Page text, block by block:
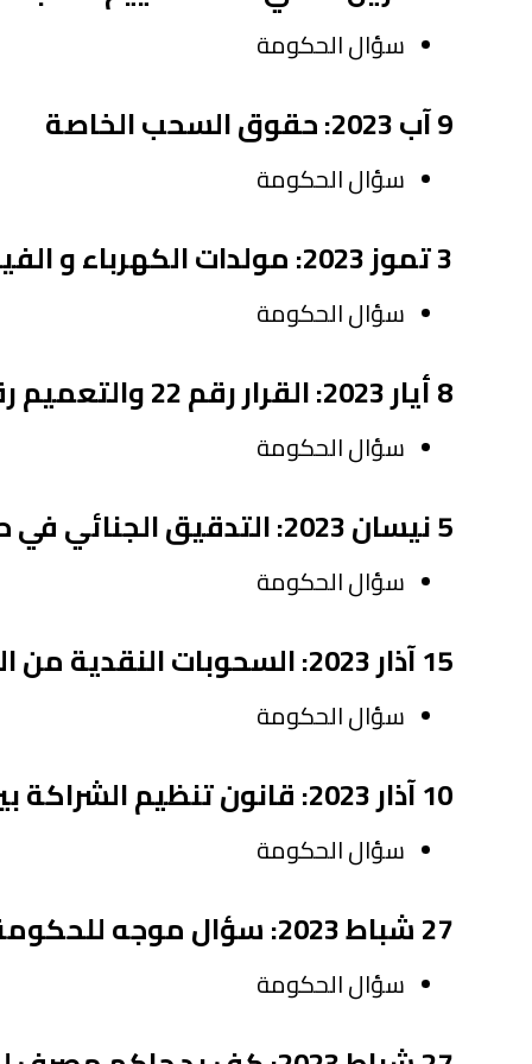
سؤال الحكومة
9 آب 2023: حقوق السحب الخاصة
سؤال الحكومة
3 تموز 2023: مولدات الكهرباء و الفيول المغشوش
سؤال الحكومة
8 أيار 2023: القرار رقم 22 والتعميم رقم 165
سؤال الحكومة
5 نيسان 2023: التدقيق الجنائي في حسابات مصرف لبنان
سؤال الحكومة
15 آذار 2023: السحوبات النقدية من الحسابات بالعملات الاجنبية
سؤال الحكومة
10 آذار 2023: قانون تنظيم الشراكة بين القطاعين العام والخاص
سؤال الحكومة
27 شباط 2023: سؤال موجه للحكومة حول سلامة الأبنية المدرسية
سؤال الحكومة